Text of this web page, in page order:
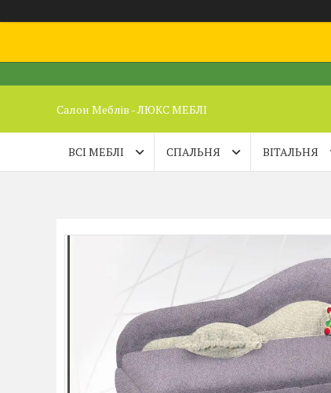
Салон Меблів - ЛЮКС МЕБЛІ
ВСІ МЕБЛІ СПАЛЬНЯ ВІТАЛЬНЯ